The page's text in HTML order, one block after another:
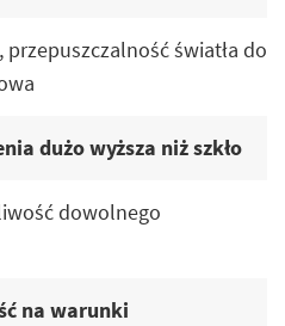
światła do
dużo wyższa niż szkło
dowolnego
na warunki